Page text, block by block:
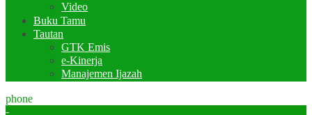
Video
Buku Tamu
Tautan
GTK Emis
e-Kinerja
Manajemen Ijazah
phone
-